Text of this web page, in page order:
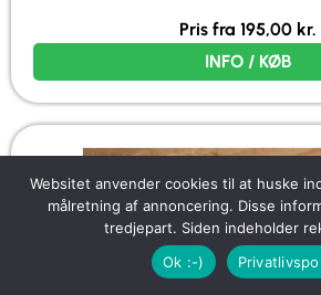
Pris fra 195,00 kr.
INFO / KØB
Websitet anvender cookies til at huske
målretning af annoncering. Disse
tredjepart. Siden indeholder
Ok :-)